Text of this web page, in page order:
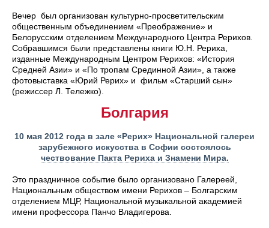
Вечер был организован культурно-просветительским
общественным объединением «Преображение» и
Белорусским отделением Международного Центра Рерихов.
Собравшимся были представлены книги Ю.Н. Рериха,
изданные Международным Центром Рерихов: «История
Средней Азии» и «По тропам Срединной Азии», а также
фотовыставка «Юрий Рерих» и фильм «Старший сын»
(режиссер Л. Тележко).
Болгария
10 мая 2012 года в зале «Рерих» Национальной галереи
зарубежного искусства в Софии состоялось
чествование Пакта Рериха и Знамени Мира.
Это праздничное событие было организовано Галереей,
Национальным обществом имени Рерихов – Болгарским
отделением МЦР, Национальной музыкальной академией
имени профессора Панчо Владигерова.